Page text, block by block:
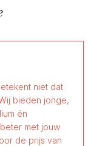
niet dat
bieden jonge,
én
met jouw
de prijs van